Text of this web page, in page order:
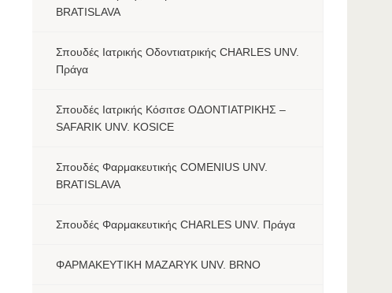
BRATISLAVA
Σπουδές Ιατρικής Οδοντιατρικής CHARLES UNV.
Πράγα
Σπουδές Ιατρικής Κόσιτσε ΟΔΟΝΤΙΑΤΡΙΚΗΣ –
SAFARIK UNV. KOSICE
Σπουδές Φαρμακευτικής COMENIUS UNV.
BRATISLAVA
Σπουδές Φαρμακευτικής CHARLES UNV. Πράγα
ΦΑΡΜΑΚΕΥΤΙΚΗ MAZARYK UNV. BRNO